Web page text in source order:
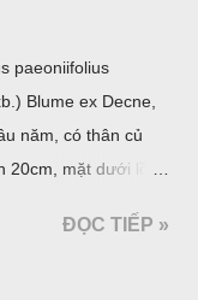
paeoniifolius
Blume ex Decne,
năm, có thân củ
mặt dưới lồi
trắng vàng và cứng.
ĐỌC TIẾP »